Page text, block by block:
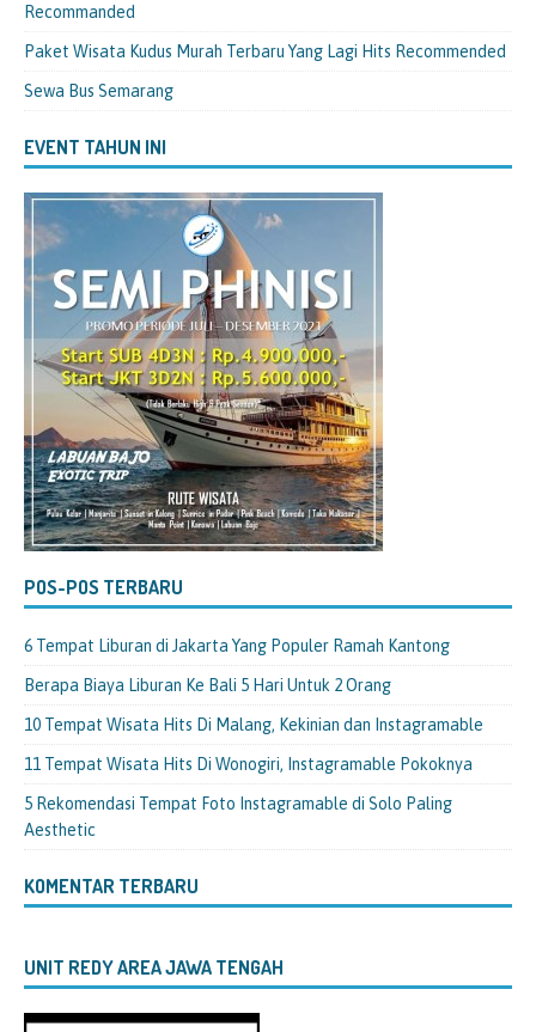
Recommanded
Paket Wisata Kudus Murah Terbaru Yang Lagi Hits Recommended
Sewa Bus Semarang
EVENT TAHUN INI
POS-POS TERBARU
6 Tempat Liburan di Jakarta Yang Populer Ramah Kantong
Berapa Biaya Liburan Ke Bali 5 Hari Untuk 2 Orang
10 Tempat Wisata Hits Di Malang, Kekinian dan Instagramable
11 Tempat Wisata Hits Di Wonogiri, Instagramable Pokoknya
5 Rekomendasi Tempat Foto Instagramable di Solo Paling
Aesthetic
KOMENTAR TERBARU
UNIT REDY AREA JAWA TENGAH